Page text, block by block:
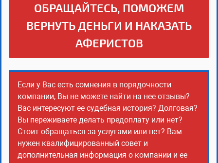
ОБРАЩАЙТЕСЬ, ПОМОЖЕМ
ВЕРНУТЬ ДЕНЬГИ И НАКАЗАТЬ
АФЕРИСТОВ
Если у Вас есть сомнения в порядочности
компании, Вы не можете найти на нее отзывы?
Вас интересуют ее судебная история? Долговая?
Вы переживаете делать предоплату или нет?
Стоит обращаться за услугами или нет? Вам
нужен квалифицированный совет и
дополнительная информация о компании и ее